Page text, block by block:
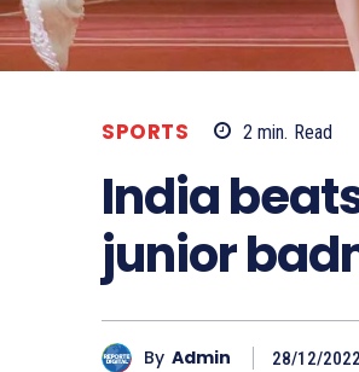
SPORTS 2 min. Read
India
junior
By Admin 28/12/2022